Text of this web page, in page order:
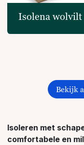
Isolena wolvilt
Bekijk
Isoleren met
comfortabele en